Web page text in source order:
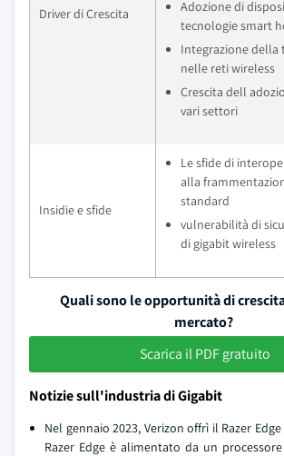
Driver di Crescita
Adozione di
tecnologie smart
Integrazione della
nelle reti wireless
Crescita dell
vari settori
Insidie e sfide
Le sfide di
alla
standard
vulnerabilità di
di gigabit wireless
Quali sono le opportunità di
mercato?
Scarica il PDF gratuito
Notizie sull'industria di Gigabit
Nel gennaio 2023, Verizon offrì il Razer
Razer Edge è alimentato da un